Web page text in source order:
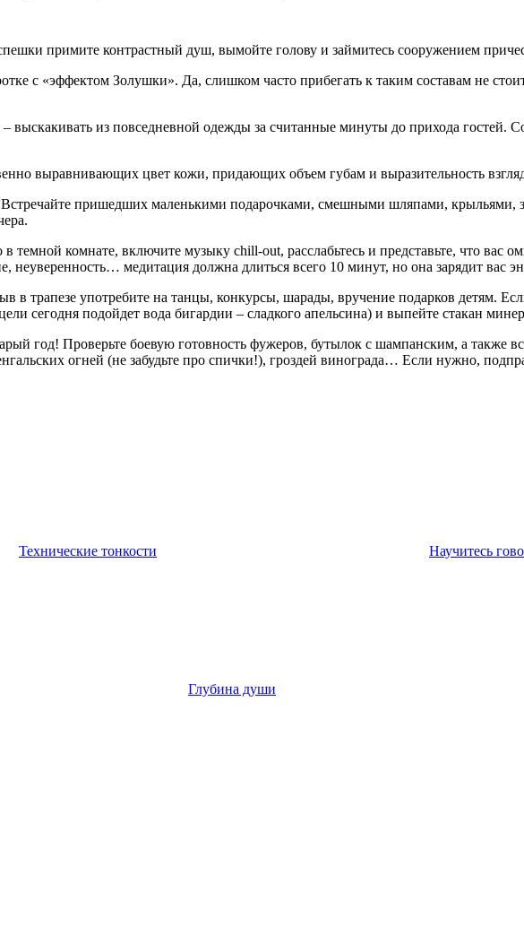
примите контрастный душ, вымойте голову и займитесь сооружением
с «эффектом Золушки». Да, слишком часто прибегать к таким составам не
выскакивать из повседневной одежды за считанные минуты до прихода гостей.
выравнивающих цвет кожи, придающих объем губам и выразительность
пришедших маленькими подарочками, смешными шляпами, крыльями,
темной комнате, включите музыку chill-out, расслабьтесь и представьте, что вас
неуверенность… медитация должна длиться всего 10 минут, но она зарядит вас
в трапезе употребите на танцы, конкурсы, шарады, вручение подарков детям.
сегодня подойдет вода бигардии – сладкого апельсина) и выпейте стакан
год! Проверьте боевую готовность фужеров, бутылок с шампанским, а также
огней (не забудьте про спички!), гроздей винограда… Если нужно,
Технические тонкости Научитесь
Глубина души